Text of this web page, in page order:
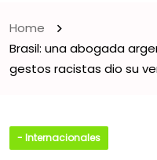
Home
Brasil: una abogada
gestos racistas dio su
- Internacionales